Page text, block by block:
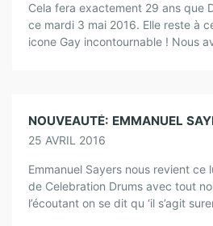
Cela fera exactement 29 ans que
ce mardi 3 mai 2016. Elle reste à
icone Gay incontournable ! Nous
25 AVRIL 2016
Emmanuel Sayers nous revient ce
de Celebration Drums avec tout
l’écoutant on se dit qu ‘il s’agit